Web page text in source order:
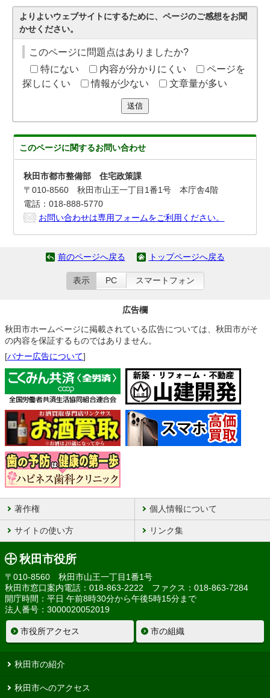
よりよいウェブサイトにするために、ページのご感想をお聞
かせください。
このページに問題点はありましたか?
特にない
内容が分かりにくい
ページを
探しにくい
情報が少ない 文章量が多い
送信
このページに関するお問い合わせ
秋田市都市整備部 住宅政策課
〒010-8560 秋田市山王一丁目1番1号 本庁舎4階
電話：018-888-5770
お問い合わせは専用フォームをご利用ください。
前のページへ戻る トップページへ戻る
表示 PC スマートフォン
広告欄
秋田市ホームページに掲載されている広告については、秋田市がそ
の内容を保証するものではありません。
[バナー広告について]
著作権 個人情報について
サイトの使い方 リンク集
秋田市役所
〒010-8560 秋田市山王一丁目1番1号
秋田市窓口案内電話：018-863-2222 ファクス：018-863-7284
開庁時間：平日 午前8時30分から午後5時15分まで
法人番号：3000020052019
市役所アクセス 市の組織
秋田市の紹介
秋田市へのアクセス